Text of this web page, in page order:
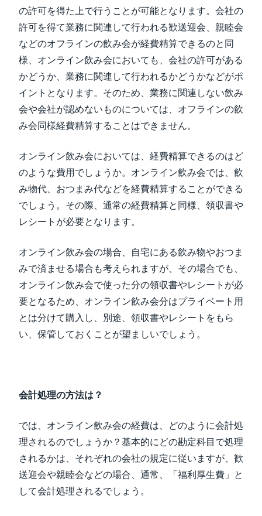
の許可を得た上で行うことが可能となります。会社の
許可を得て業務に関連して行われる歓送迎会、親睦会
などのオフラインの飲み会が経費精算できるのと同
様、オンライン飲み会においても、会社の許可がある
かどうか、業務に関連して行われるかどうかなどがポ
イントとなります。そのため、業務に関連しない飲み
会や会社が認めないものについては、オフラインの飲
み会同様経費精算することはできません。
オンライン飲み会においては、経費精算できるのはど
のような費用でしょうか。オンライン飲み会では、飲
み物代、おつまみ代などを経費精算することができる
でしょう。その際、通常の経費精算と同様、領収書や
レシートが必要となります。
オンライン飲み会の場合、自宅にある飲み物やおつま
みで済ませる場合も考えられますが、その場合でも、
オンライン飲み会で使った分の領収書やレシートが必
要となるため、オンライン飲み会分はプライベート用
とは分けて購入し、別途、領収書やレシートをもら
い、保管しておくことが望ましいでしょう。
会計処理の方法は？
では、オンライン飲み会の経費は、どのように会計処
理されるのでしょうか？基本的にどの勘定科目で処理
されるかは、それぞれの会社の規定に従いますが、歓
送迎会や親睦会などの場合、通常、「福利厚生費」と
して会計処理されるでしょう。